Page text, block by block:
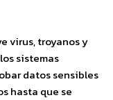
virus, troyanos y
sistemas
datos sensibles
hasta que se